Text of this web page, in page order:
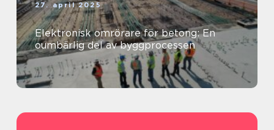
27. april 2025
Elektronisk omrörare för betong: En
oumbärlig del av byggprocessen